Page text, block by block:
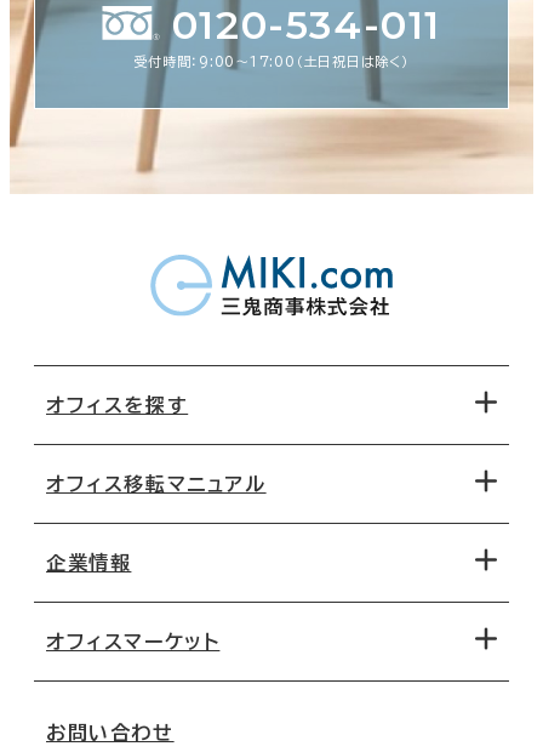
0120-534-011
受付時間：9:00〜17:00（土日祝日は除く）
オフィスを探す
地図から探す
路線・駅から探す
オフィス移転マニュアル
移転コストシミュレーション
移転スケジュール
オフィス移転Q&A
企業情報
オフィスマーケット
お問い合わせ